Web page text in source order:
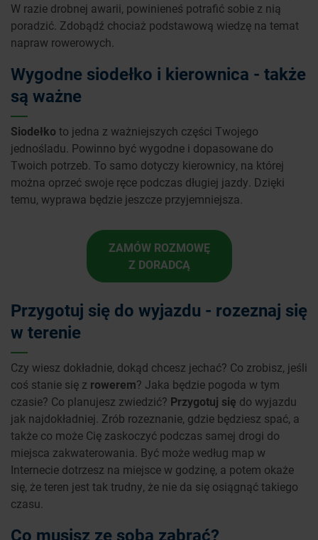
W razie drobnej awarii, powinieneś potrafić sobie z nią
poradzić. Zdobądź chociaż podstawową wiedzę na temat
napraw rowerowych.
Wygodne siodełko i kierownica - także
są ważne
Siodełkoto jedna z ważniejszych części Twojego
jednośladu. Powinno być wygodne i dopasowane do
Twoich potrzeb. To samo dotyczy kierownicy, na której
można oprzeć swoje ręce podczas długiej jazdy. Dzięki
temu, wyprawa będzie jeszcze przyjemniejsza.
ZAMÓW ROZMOWĘ
Z DORADCĄ
Przygotuj się do wyjazdu - rozeznaj się
w terenie
Czy wiesz dokładnie, dokąd chcesz jechać? Co zrobisz, jeśli
coś stanie się z rowerem? Jaka będzie pogoda w tym
czasie? Co planujesz zwiedzić? Przygotuj się do wyjazdu
jak najdokładniej. Zrób rozeznanie, gdzie będziesz spać, a
także co może Cię zaskoczyć podczas samej drogi do
miejsca zakwaterowania. Być może według map w
Internecie dotrzesz na miejsce w godzinę, a potem okaże
się, że teren jest tak trudny, że nie da się osiągnąć takiego
czasu.
Co musisz ze sobą zabrać?